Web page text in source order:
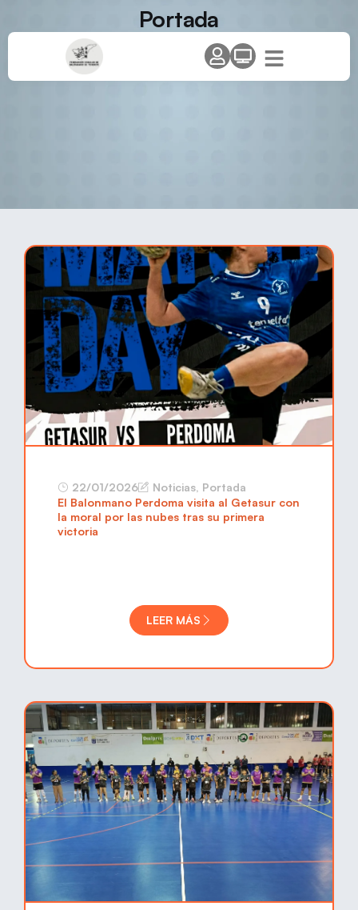
Portada
22/01/2026 Noticias, Portada
El Balonmano Perdoma visita al Getasur con
la moral por las nubes tras su primera
victoria
LEER MÁS